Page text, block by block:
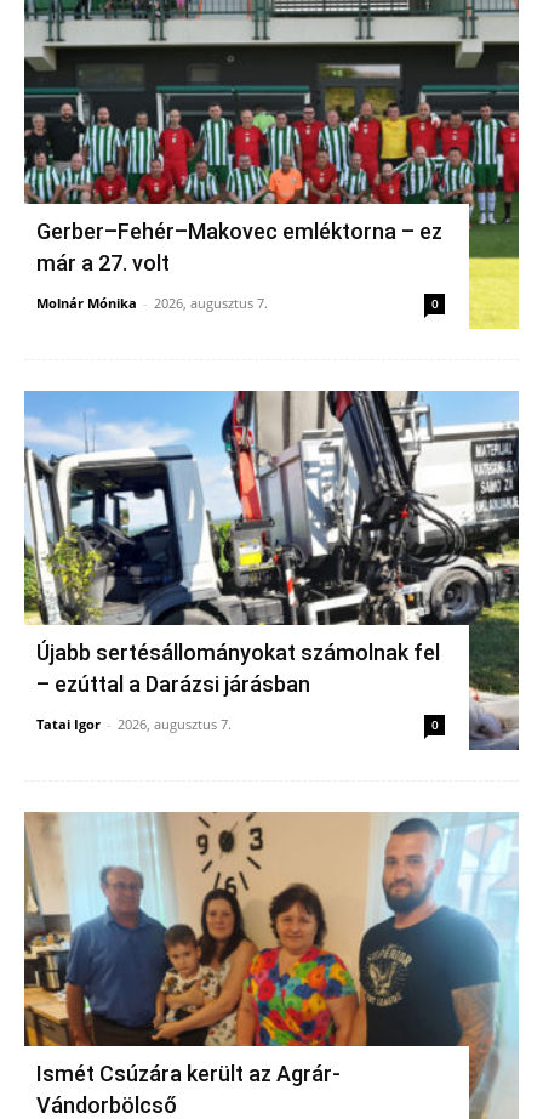
Gerber–Fehér–Makovec emléktorna – ez
már a 27. volt
Molnár Mónika - 2026, augusztus 7. 0
Újabb sertésállományokat számolnak fel
– ezúttal a Darázsi járásban
Tatai Igor - 2026, augusztus 7. 0
Ismét Csúzára került az Agrár-
Vándorbölcső